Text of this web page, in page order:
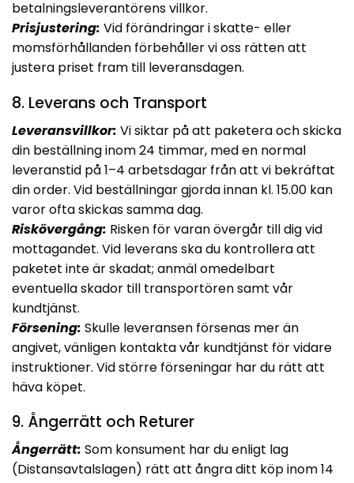
betalningsleverantörens villkor.
Prisjustering: Vid förändringar i skatte- eller
momsförhållanden förbehåller vi oss rätten att
justera priset fram till leveransdagen.
8. Leverans och Transport
Leveransvillkor: Vi siktar på att paketera och skicka
din beställning inom 24 timmar, med en normal
leveranstid på 1–4 arbetsdagar från att vi bekräftat
din order. Vid beställningar gjorda innan kl. 15.00 kan
varor ofta skickas samma dag.
Riskövergång: Risken för varan övergår till dig vid
mottagandet. Vid leverans ska du kontrollera att
paketet inte är skadat; anmäl omedelbart
eventuella skador till transportören samt vår
kundtjänst.
Försening: Skulle leveransen försenas mer än
angivet, vänligen kontakta vår kundtjänst för vidare
instruktioner. Vid större förseningar har du rätt att
häva köpet.
9. Ångerrätt och Returer
Ångerrätt: Som konsument har du enligt lag
(Distansavtalslagen) rätt att ångra ditt köp inom 14